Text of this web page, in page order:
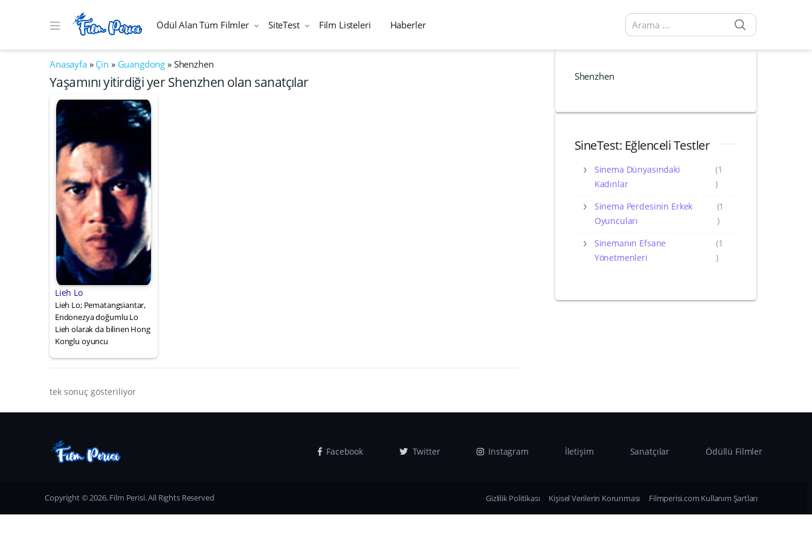
Ödül Alan Tüm Filmler SiteTest Film Listeleri Haberler
Arama sonuçları:
Anasayfa» Çin » Guangdong » Shenzhen
Yaşamını yitirdiği yer Shenzhen olan sanatçılar
Lieh Lo
Lieh Lo; Pematangsiantar,
Endonezya doğumlu Lo
Lieh olarak da bilinen Hong
Konglu oyuncu
tek sonuç gösteriliyor
Shenzhen
SineTest: Eğlenceli Testler
Sinema Dünyasındaki
Kadınlar
(1
)
Sinema Perdesinin Erkek
Oyuncuları
(1
)
Sinemanın Efsane
Yönetmenleri
(1
)
Facebook Twitter Instagram İletişim Sanatçılar Ödüllü Filmler
Copyright © 2026, Film Perisi. All Rights Reserved Gizlilik Politikası Kişisel Verilerin Korunması Filmperisi.com Kullanım Şartları